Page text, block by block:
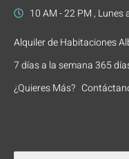
10 AM - 22 PM , Lunes
Alquiler de Habitaciones
7 días a la semana 365
¿Quieres Más?